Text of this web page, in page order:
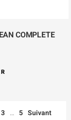
COMPLETE
3 … 5 Suivant